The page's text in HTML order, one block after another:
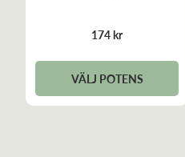
174 kr
VÄLJ POTENS